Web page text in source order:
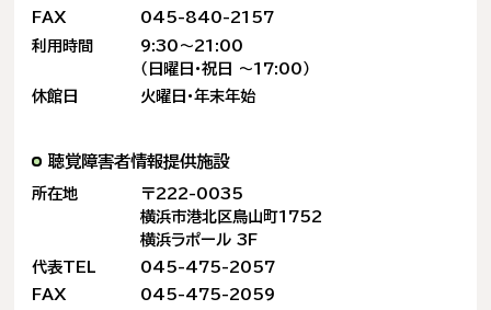
FAX
045-840-2157
利用時間
9:30〜21:00
（日曜日・祝日 〜17:00）
休館日
火曜日・年末年始
聴覚障害者情報提供施設
所在地
〒222-0035
横浜市港北区鳥山町1752
横浜ラポール 3F
代表TEL
045-475-2057
FAX
045-475-2059